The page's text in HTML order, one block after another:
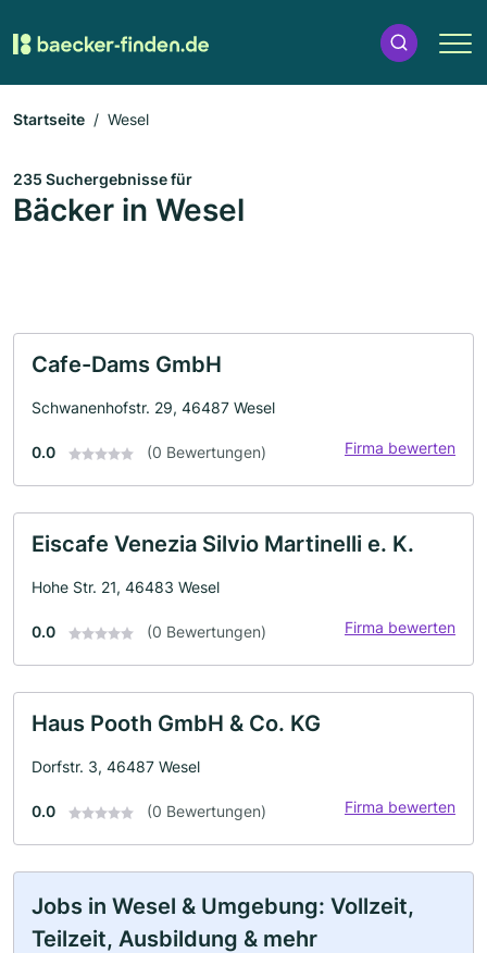
Startseite Wesel
235 Suchergebnisse für
Bäcker in Wesel
Cafe-Dams GmbH
Schwanenhofstr. 29, 46487 Wesel
0.0 (0 Bewertungen) Firma bewerten
Eiscafe Venezia Silvio Martinelli e. K.
Hohe Str. 21, 46483 Wesel
0.0 (0 Bewertungen) Firma bewerten
Haus Pooth GmbH & Co. KG
Dorfstr. 3, 46487 Wesel
0.0 (0 Bewertungen) Firma bewerten
Jobs in Wesel & Umgebung: Vollzeit,
Teilzeit, Ausbildung & mehr